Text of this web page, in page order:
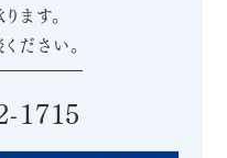
ます。
ださい。
1715